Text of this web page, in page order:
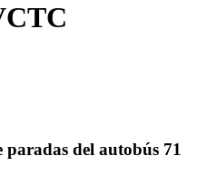
del autobús 71